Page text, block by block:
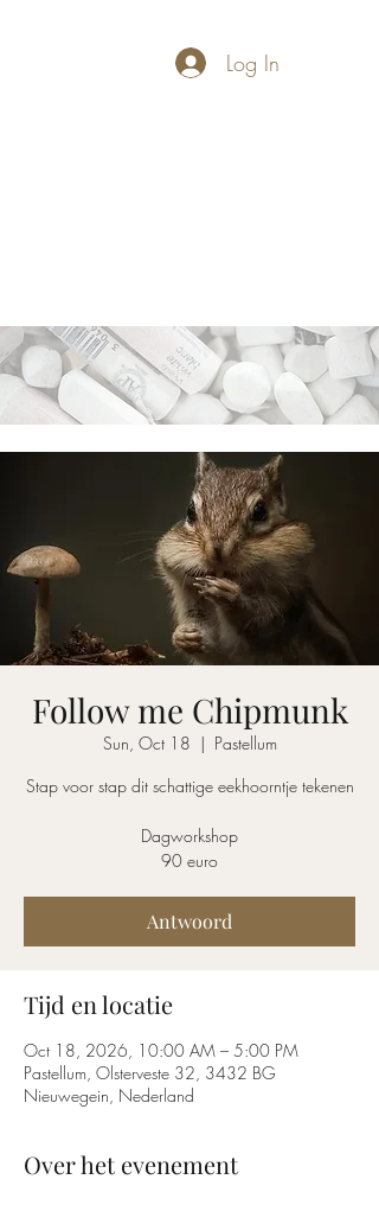
Log In
Follow me Chipmunk
Sun, Oct 18
  |
Pastellum
Stap voor stap dit schattige eekhoorntje tekenen
Dagworkshop
90 euro
Antwoord
Tijd en locatie
Oct 18, 2026, 10:00 AM – 5:00 PM
Pastellum, Olsterveste 32, 3432 BG
Nieuwegein, Nederland
Over het evenement